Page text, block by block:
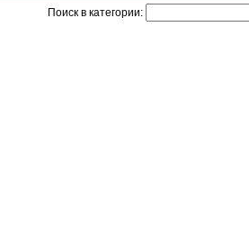
Поиск в категории: